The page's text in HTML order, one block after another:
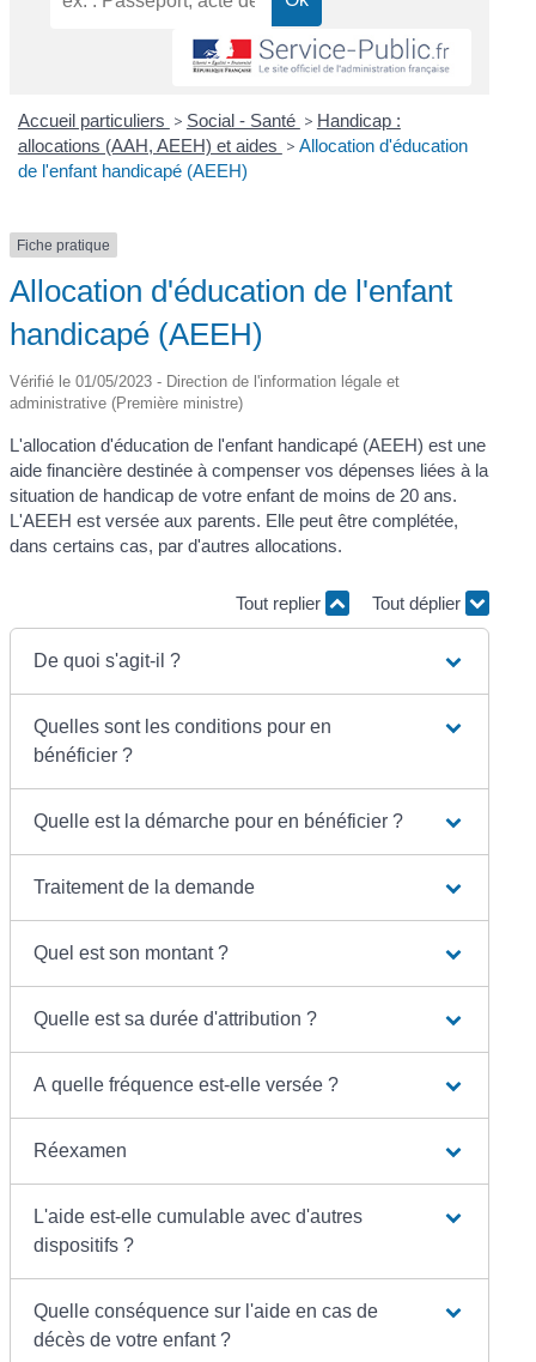
Accueil particuliers > Social - Santé > Handicap :
allocations (AAH, AEEH) et aides > Allocation d'éducation
de l'enfant handicapé (AEEH)
Fiche pratique
Allocation d'éducation de l'enfant
handicapé (AEEH)
Vérifié le 01/05/2023 - Direction de l'information légale et
administrative (Première ministre)
L'allocation d'éducation de l'enfant handicapé (AEEH) est une
aide financière destinée à compenser vos dépenses liées à la
situation de handicap de votre enfant de moins de 20 ans.
L'AEEH est versée aux parents. Elle peut être complétée,
dans certains cas, par d'autres allocations.
Tout replier Tout déplier
De quoi s'agit-il ?
Quelles sont les conditions pour en
bénéficier ?
Quelle est la démarche pour en bénéficier ?
Traitement de la demande
Quel est son montant ?
Quelle est sa durée d'attribution ?
A quelle fréquence est-elle versée ?
Réexamen
L'aide est-elle cumulable avec d'autres
dispositifs ?
Quelle conséquence sur l'aide en cas de
décès de votre enfant ?